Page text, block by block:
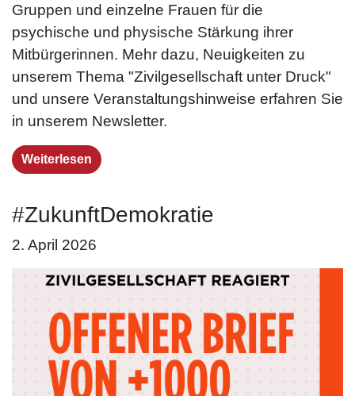
Gruppen und einzelne Frauen für die
psychische und physische Stärkung ihrer
Mitbürgerinnen. Mehr dazu, Neuigkeiten zu
unserem Thema "Zivilgesellschaft unter Druck"
und unsere Veranstaltungshinweise erfahren Sie
in unserem Newsletter.
Weiterlesen
#ZukunftDemokratie
2. April 2026